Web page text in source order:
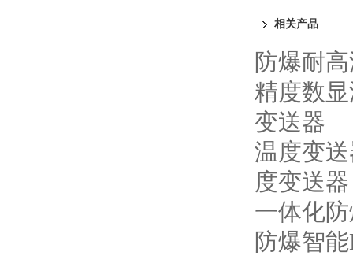
相关产品
防爆耐
精度数
变送器
温度变
度变送器
一体化
防爆智